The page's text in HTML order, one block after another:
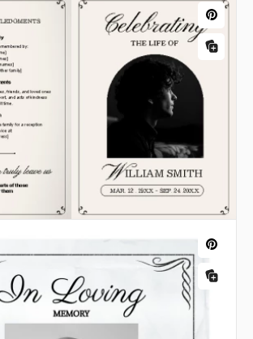
Funeral Moderno
programa funerário floral